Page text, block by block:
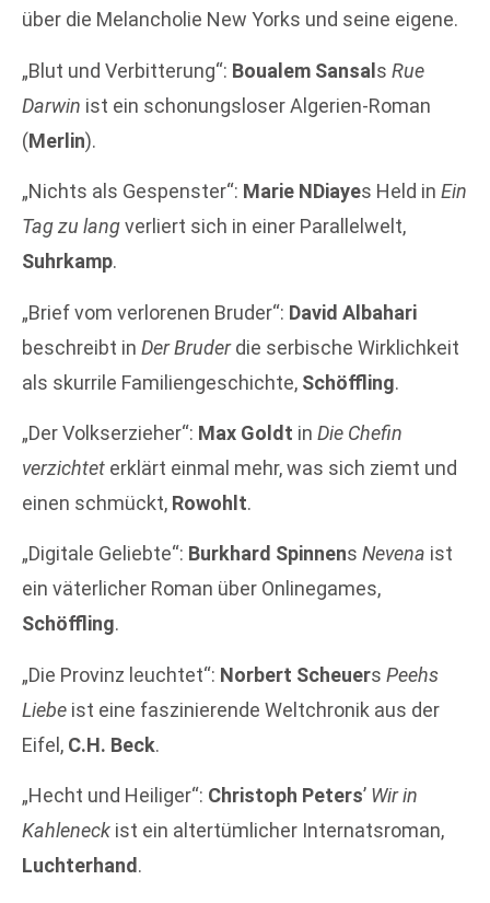
über die Melancholie New Yorks und seine eigene.
„Blut und Verbitterung“: Boualem Sansals Rue
Darwin ist ein schonungsloser Algerien-Roman
(Merlin).
„Nichts als Gespenster“: Marie NDiayes Held in Ein
Tag zu langverliert sich in einer Parallelwelt,
Suhrkamp.
„Brief vom verlorenen Bruder“: David Albahari
beschreibt in Der Bruderdie serbische Wirklichkeit
als skurrile Familiengeschichte, Schöffling.
„Der Volkserzieher“: Max Goldt in Die Chefin
verzichtet erklärt einmal mehr, was sich ziemt und
einen schmückt, Rowohlt.
„Digitale Geliebte“: Burkhard Spinnens Nevena ist
ein väterlicher Roman über Onlinegames,
Schöffling.
„Die Provinz leuchtet“: Norbert Scheuers Peehs
Liebe ist eine faszinierende Weltchronik aus der
Eifel, C.H. Beck.
„Hecht und Heiliger“: Christoph Peters’ Wir in
Kahleneck ist ein altertümlicher Internatsroman,
Luchterhand .